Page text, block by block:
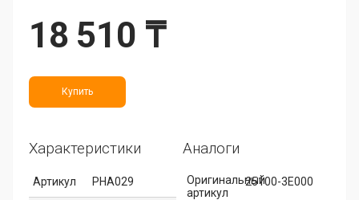
18 510 ₸
Купить
Характеристики
Артикул PHA029
Аналоги
Оригинальный
артикул
25100-3E000